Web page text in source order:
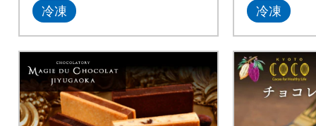
冷凍 冷凍